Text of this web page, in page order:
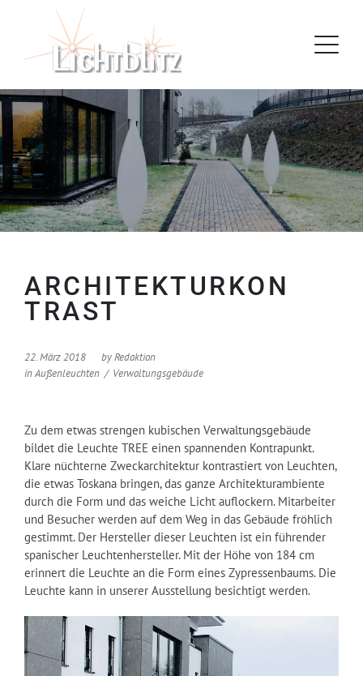
ARCHITEKTURKON
TRAST
22. März 2018 byRedaktion
inAußenleuchten Verwaltungsgebäude
Zu dem etwas strengen kubischen Verwaltungsgebäude
bildet die Leuchte TREE einen spannenden Kontrapunkt.
Klare nüchterne Zweckarchitektur kontrastiert von Leuchten,
die etwas Toskana bringen, das ganze Architekturambiente
durch die Form und das weiche Licht auflockern. Mitarbeiter
und Besucher werden auf dem Weg in das Gebäude fröhlich
gestimmt. Der Hersteller dieser Leuchten ist ein führender
spanischer Leuchtenhersteller. Mit der Höhe von 184 cm
erinnert die Leuchte an die Form eines Zypressenbaums. Die
Leuchte kann in unserer Ausstellung besichtigt werden.